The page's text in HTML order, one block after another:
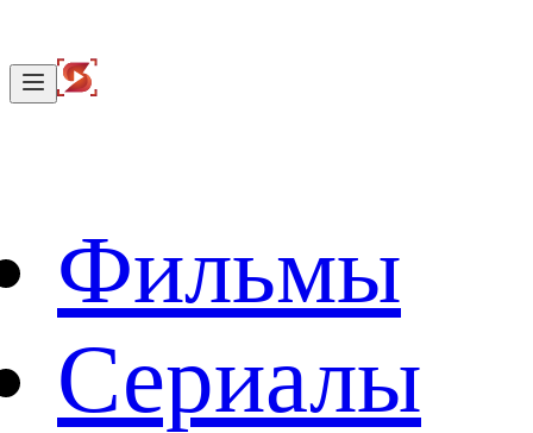
Фильмы
Сериалы